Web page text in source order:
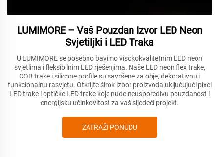
LUMIMORE – Vaš Pouzdan Izvor LED Neon
Svjetiljki i LED Traka
U LUMIMORE se posebno bavimo visokokvalitetnim LED neon
svjetlima i fleksibilnim LED rješenjima. Naše LED neon flex trake,
COB trake i silicone profile su savršene za obje, dekorativnu i
funkcionalnu rasvjetu. Otkrijte širok izbor proizvoda uključujući pixel
LED trake i optičke LED trake koje nude neusporedivu pouzdanost i
energijsku učinkovitost za vaš sljedeći projekt.
ZATRAŽI PONUDU